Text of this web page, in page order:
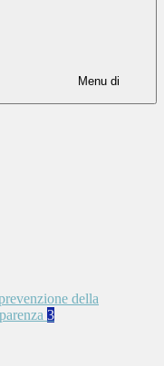
Menu di
della
3